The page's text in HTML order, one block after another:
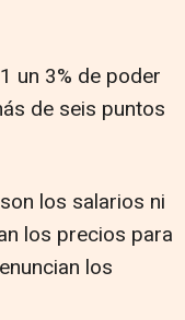
un 3% de poder
de seis puntos
los salarios ni
los precios para
los